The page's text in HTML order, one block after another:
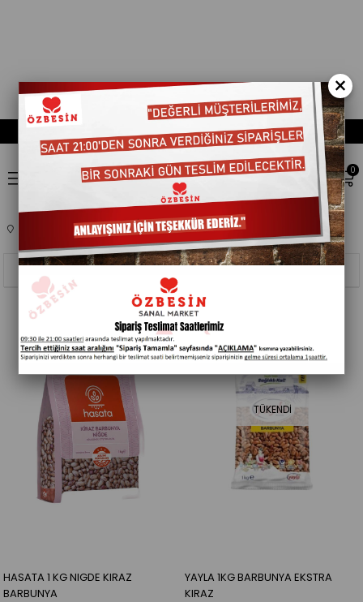
0
TEMEL GIDA BAKLIYATLAR 401209
Filtreleme
Sıralama
HASATA 1 KG NIGDE KIRAZ
BARBUNYA
TÜKENDI
YAYLA 1KG BARBUNYA EKSTRA
KIRAZ
×